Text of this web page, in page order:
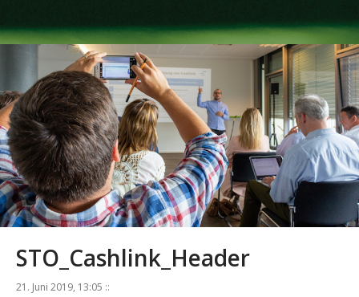
STO_Cashlink_Header
21. Juni 2019, 13:05 ::